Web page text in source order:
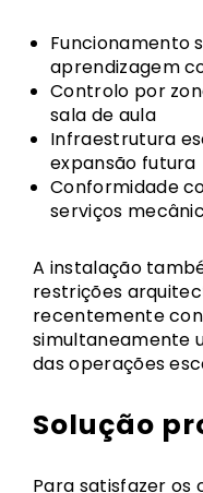
Funcionamento
aprendizagem
Controlo por
sala de aula
Infraestrutura
expansão futura
Conformidade
serviços
A instalação
restrições
recentemente
simultaneamente
das operações
Solução
Para satisfazer os